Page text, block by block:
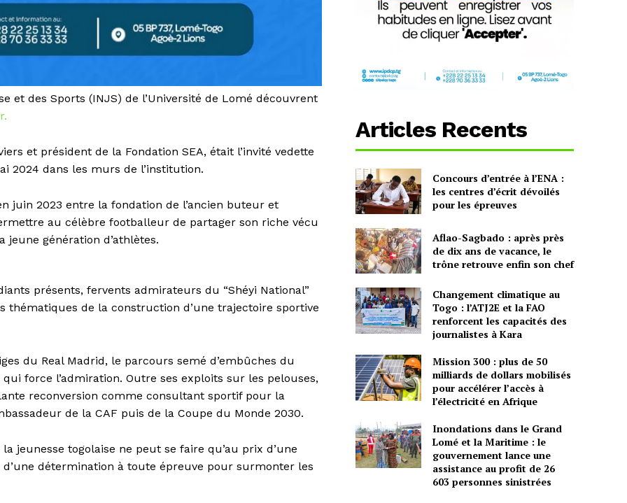
et des Sports (INJS) de l’Université de Lomé découvrent
et président de la Fondation SEA, était l’invité vedette
2024 dans les murs de l’institution.
juin 2023 entre la fondation de l’ancien buteur et
au célèbre footballeur de partager son riche vécu
jeune génération d’athlètes.
présents, fervents admirateurs du “Shéyi National”
de la construction d’une trajectoire sportive
du Real Madrid, le parcours semé d’embûches du
force l’admiration. Outre ses exploits sur les pelouses,
reconversion comme consultant sportif pour la
de la CAF puis de la Coupe du Monde 2030.
jeunesse togolaise ne peut se faire qu’au prix d’une
détermination à toute épreuve pour surmonter les
Articles Recents
Concours d’entrée à l’ENA :
les centres d’écrit dévoilés
pour les épreuves
Aflao-Sagbado : après près
de dix ans de vacance, le
trône retrouve enfin son chef
Changement climatique au
Togo : l’ATJ2E et la FAO
renforcent les capacités des
journalistes à Kara
Mission 300 : plus de 50
milliards de dollars mobilisés
pour accélérer l’accès à
l’électricité en Afrique
Inondations dans le Grand
Lomé et la Maritime : le
gouvernement lance une
assistance au profit de 26
603 personnes sinistrées